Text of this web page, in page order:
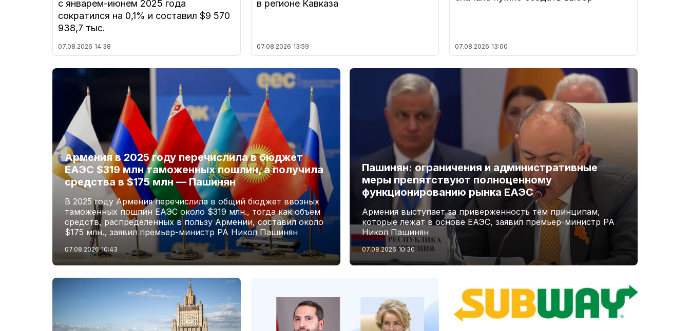
с январем-июнем 2025 года
сократился на 0,1% и составил $9 570
938,7 тыс.
07.08.2026 14:38
в регионе Кавказа
07.08.2026 13:59 07.08.2026 13:00
Армения в 2025 году перечислила в бюджет
ЕАЭС $319 млн таможенных пошлин, а получила
средства в $175 млн — Пашинян
В 2025 году Армения перечислила в общий бюджет ввозных
таможенных пошлин ЕАЭС около $319 млн., тогда как объем
средств, распределенных в пользу Армении, составил около
$175 млн., заявил премьер-министр РА Никол Пашинян
07.08.2026 10:43
Пашинян: ограничения и административные
меры препятствуют полноценному
функционированию рынка ЕАЭС
Армения выступает за приверженность тем принципам,
которые лежат в основе ЕАЭС, заявил премьер-министр РА
Никол Пашинян
07.08.2026 10:30